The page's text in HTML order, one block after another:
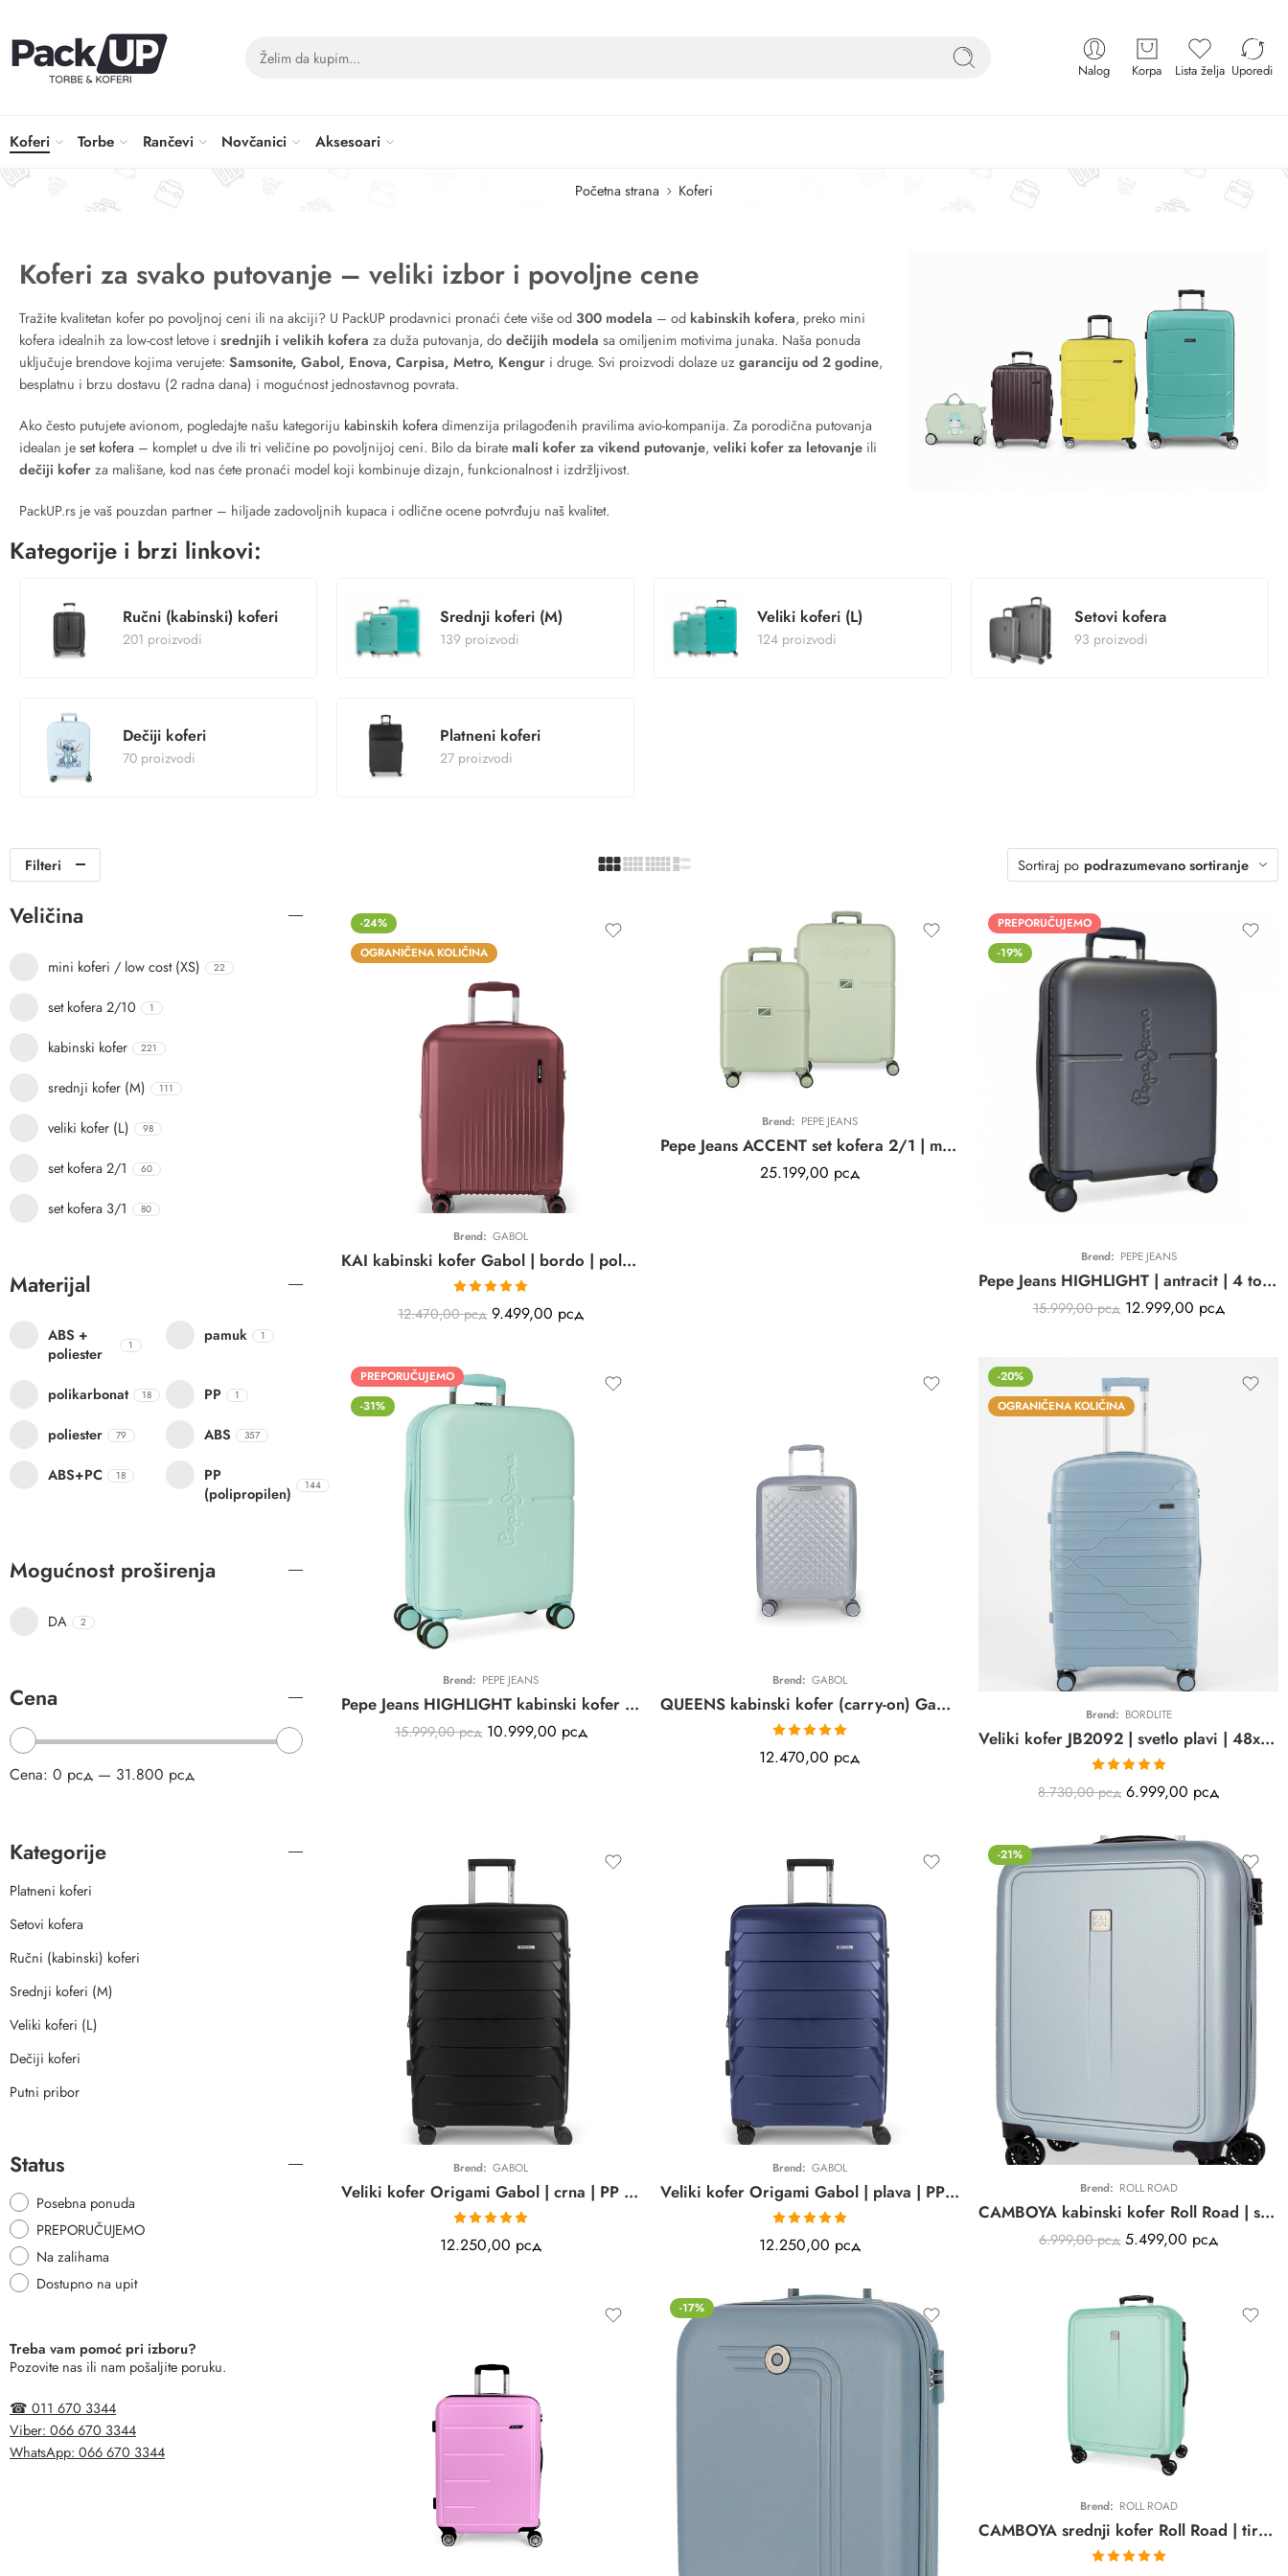
Nalog Korpa Lista želja Uporedi
Koferi Torbe Rančevi Novčanici Aksesoari
Početna strana Koferi
Koferi za svako putovanje – veliki izbor i povoljne cene
Tražite kvalitetan kofer po povoljnoj ceni ili na akciji? U PackUP prodavnici pronaći ćete više od300 modela – od kabinskih kofera, preko mini
kofera idealnih za low-cost letove i srednjih i velikih kofera za duža putovanja, dodečijih modela sa omiljenim motivima junaka. Naša ponuda
uključuje brendove kojima verujete: Samsonite, Gabol, Enova, Carpisa, Metro, Kengur i druge. Svi proizvodi dolaze uzgaranciju od 2 godine,
besplatnu i brzu dostavu (2 radna dana) i mogućnost jednostavnog povrata.
Ako često putujete avionom, pogledajte našu kategoriju kabinskih kofera dimenzija prilagođenih pravilima avio-kompanija. Za porodična putovanja
idealan jeset kofera – komplet u dve ili tri veličine po povoljnijoj ceni. Bilo da birate mali kofer za vikend putovanje, veliki kofer za letovanje ili
dečiji koferza mališane, kod nas ćete pronaći model koji kombinuje dizajn, funkcionalnost i izdržljivost.
PackUP.rs je vaš pouzdan partner – hiljade zadovoljnih kupaca i odlične ocene potvrđuju naš kvalitet.
Kategorije i brzi linkovi:
Ručni (kabinski) koferi
201 proizvodi
Srednji koferi (M)
139 proizvodi
Veliki koferi (L)
124 proizvodi
Setovi kofera
93 proizvodi
Dečiji koferi
70 proizvodi
Platneni koferi
27 proizvodi
Filteri Sortiraj po podrazumevano sortiranje
-24%
OGRANIČENA KOLIČINA
DAN
11 25
SEK
Brend:GABOL
KAI kabinski kofer Gabol | bordo | polikarbonat
Ocenjeno sa
5.00
12.470,00рсд 9.499,00 рсд
Brend: PEPE JEANS
Pepe Jeans ACCENT set kofera 2/1 | mint | ABS
25.199,00 рсд
PREPORUČUJEMO
-19%
Brend: PEPE JEANS
Pepe Jeans HIGHLIGHT | antracit | 4 točkića | ABS
15.999,00рсд 12.999,00 рсд
PREPORUČUJEMO
-31%
Brend: PEPE JEANS
Pepe Jeans HIGHLIGHT kabinski kofer | tirkizni | 4 točkića | ABS
15.999,00рсд 10.999,00 рсд
Brend: GABOL
QUEENS kabinski kofer (carry-on) Gabol | srebrna
Ocenjeno sa
5.00 od 5
12.470,00 рсд
-20%
OGRANIČENA KOLIČINA
01
DAN
11 11 25
SEK
Brend: BORDLITE
Veliki kofer JB2092 | svetlo plavi | 48x76x28 cm
Ocenjeno sa
5.00
8.730,00рсд 6.999,00 рсд
Brend:GABOL
Veliki kofer Origami Gabol | crna | PP | 76cm
Ocenjeno sa
5.00
od 5
12.250,00 рсд
Brend: GABOL
Veliki kofer Origami Gabol | plava | PP | 76cm
Ocenjeno sa
5.00 od 5
12.250,00 рсд
-21%
Brend: ROLL ROAD
CAMBOYA kabinski kofer Roll Road | sky blue | PROŠIRIV | ABS
6.999,00рсд 5.499,00 рсд
-17%
Brend: ROLL ROAD
CAMBOYA srednji kofer Roll Road | tirkizna
Veličina
mini koferi / low cost (XS) 22
set kofera 2/10 1
kabinski kofer 221
srednji kofer (M) 111
veliki kofer (L) 98
set kofera 2/1 60
set kofera 3/1 80
Materijal
ABS +
poliester
1
pamuk 1
polikarbonat 18 PP 1
poliester 79 ABS 357
ABS+PC 18
PP
(polipropilen)
144
Mogućnost proširenja
DA 2
Cena
Cena: 0 рсд — 31.800 рсд
Kategorije
Platneni koferi
Setovi kofera
Ručni (kabinski) koferi
Srednji koferi (M)
Veliki koferi (L)
Dečiji koferi
Putni pribor
Status
Posebna ponuda
PREPORUČUJEMO
Na zalihama
Dostupno na upit
Treba vam pomoć pri izboru?
Pozovite nas ili nam pošaljite poruku.
☎ 011 670 3344
Viber: 066 670 3344
WhatsApp: 066 670 3344